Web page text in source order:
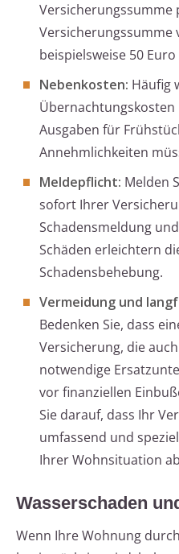
Versicherungssumme
Versicherungssumme
beispielsweise 50
Nebenkosten: Häufig
Ausgaben für
Annehmlichkeiten
Meldepflicht: Melden
sofort Ihrer
Schadensmeldung
Schäden erleichtern
Schadensbehebung.
Vermeidung und
Bedenken Sie, dass
Versicherung, die
notwendige
vor finanziellen
Sie darauf, dass Ihr
umfassend und
Ihrer Wohnsituation
Wasserschaden
Wenn Ihre Wohnung